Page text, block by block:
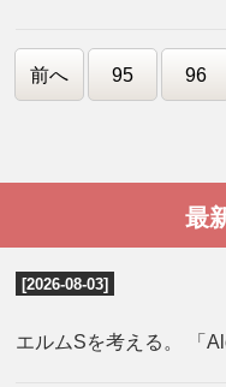
前へ 95 96
最
[2026-08-03]
エルムSを考える。 「